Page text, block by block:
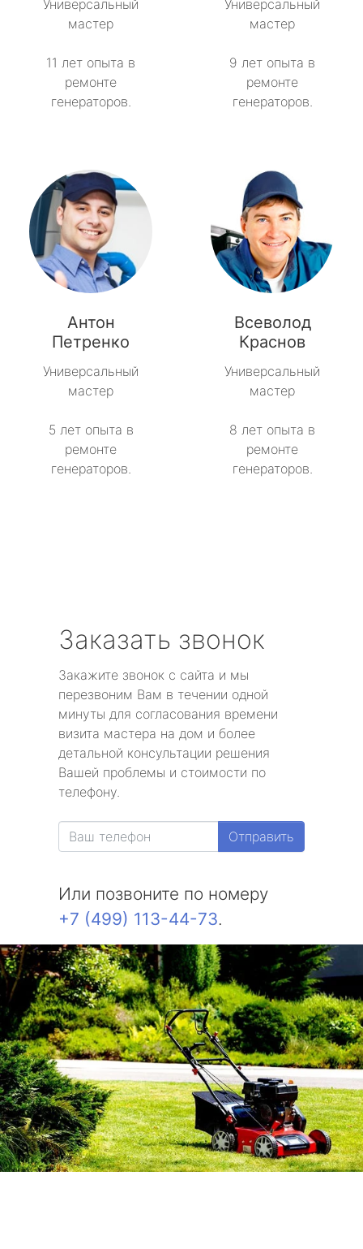
Универсальный
мастер
11 лет опыта в
ремонте
генераторов.
Универсальный
мастер
9 лет опыта в
ремонте
генераторов.
Антон
Петренко
Универсальный
мастер
5 лет опыта в
ремонте
генераторов.
Всеволод
Краснов
Универсальный
мастер
8 лет опыта в
ремонте
генераторов.
Заказать звонок
Закажите звонок с сайта и мы
перезвоним Вам в течении одной
минуты для согласования времени
визита мастера на дом и более
детальной консультации решения
Вашей проблемы и стоимости по
телефону.
Отправить
Или позвоните по номеру
+7 (499) 113-44-73.